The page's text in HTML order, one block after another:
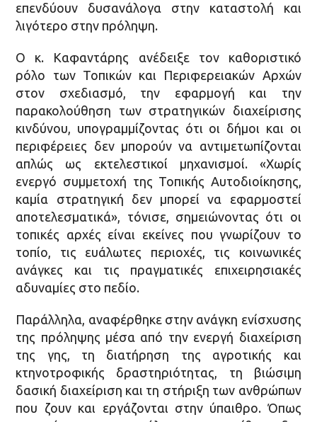
επενδύουν δυσανάλογα στην καταστολή και
λιγότερο στην πρόληψη.
Ο κ. Καφαντάρης ανέδειξε τον καθοριστικό
ρόλο των Τοπικών και Περιφερειακών Αρχών
στον σχεδιασμό, την εφαρμογή και την
παρακολούθηση των στρατηγικών διαχείρισης
κινδύνου, υπογραμμίζοντας ότι οι δήμοι και οι
περιφέρειες δεν μπορούν να αντιμετωπίζονται
απλώς ως εκτελεστικοί μηχανισμοί. «Χωρίς
ενεργό συμμετοχή της Τοπικής Αυτοδιοίκησης,
καμία στρατηγική δεν μπορεί να εφαρμοστεί
αποτελεσματικά», τόνισε, σημειώνοντας ότι οι
τοπικές αρχές είναι εκείνες που γνωρίζουν το
τοπίο, τις ευάλωτες περιοχές, τις κοινωνικές
ανάγκες και τις πραγματικές επιχειρησιακές
αδυναμίες στο πεδίο.
Παράλληλα, αναφέρθηκε στην ανάγκη ενίσχυσης
της πρόληψης μέσα από την ενεργή διαχείριση
της γης, τη διατήρηση της αγροτικής και
κτηνοτροφικής δραστηριότητας, τη βιώσιμη
δασική διαχείριση και τη στήριξη των ανθρώπων
που ζουν και εργάζονται στην ύπαιθρο. Όπως